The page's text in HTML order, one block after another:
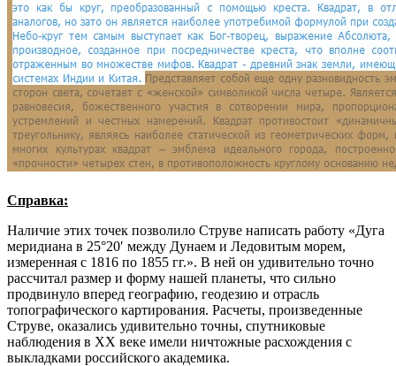
Справка:
Наличие этих точек позволило Струве написать работу «Дуга
меридиана в 25°20′ между Дунаем и Ледовитым морем,
измеренная с 1816 по 1855 гг.». В ней он удивительно точно
рассчитал размер и форму нашей планеты, что сильно
продвинуло вперед географию, геодезию и отрасль
топографического картирования. Расчеты, произведенные
Струве, оказались удивительно точны, спутниковые
наблюдения в XX веке имели ничтожные расхождения с
выкладками российского академика.